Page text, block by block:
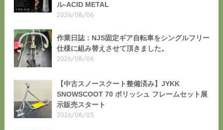
ル-ACID METAL
2026/08/06
作業日誌：NJS固定ギア自転車をシングルフリー
仕様に組み替えさせて頂きました。
2026/08/06
【中古スノースクート整備済み】JYKK
SNOWSCOOT 70 ポリッシュ フレームセット展
示販売スタート
2026/08/05